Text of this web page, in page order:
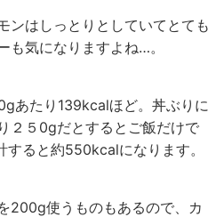
ンはしっとりとしていてとても
も気になりますよね…。
あたり139kcalほど。丼ぶりに
２５0gだとするとご飯だけで
ると約550kcalになります。
200g使うものもあるので、カ